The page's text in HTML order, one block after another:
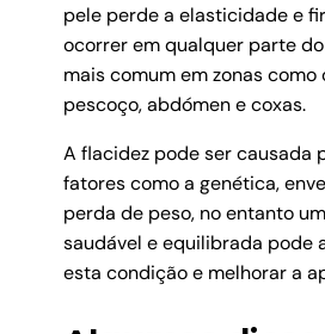
pele perde a elasticidade e
ocorrer em qualquer parte
mais comum em zonas como
pescoço, abdómen e coxas.
A flacidez pode ser causada
fatores como a genética,
perda de peso, no entanto
saudável e equilibrada pode
esta condição e melhorar a